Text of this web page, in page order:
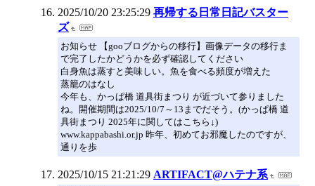
2025/10/20 23:25:29 再帰する日常日記バスター
ズ
お知らせ 【gooブログからの移行】画像データの移行ま
で完了したかどうかを必ず確認してください
白身魚は蒸すと美味しい。魚を食べる頻度が増えた
蒸籠のはなし
今年も、かっぱ橋 道具街まつり が近づいて参りました
ね。開催期間は2025/10/7～13までだそう。(かっぱ橋 道
具街まつり 2025年に関してはこちら↓)
www.kappabashi.or.jp 昨年、初めてお邪魔したのですが、
通りを歩
2025/10/15 21:21:29 ARTIFACT@ハテナ系